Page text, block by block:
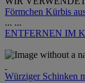
Förmchen Kürbis
... ...
ENTFERNEN IM
Würziger Schinken